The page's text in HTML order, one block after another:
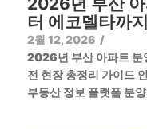
터 에코델타까
2월 12, 2026 /
2026년 부산 아파트 분
전 현장 총정리 가이드
부동산 정보 플랫폼 분